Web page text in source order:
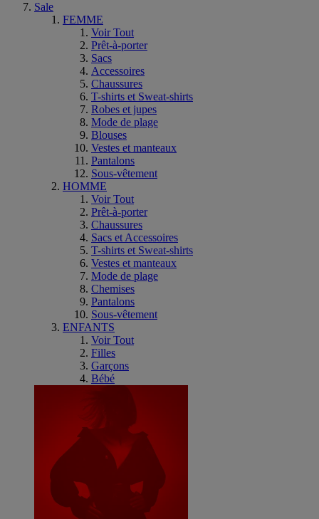
Sale
FEMME
Voir Tout
Prêt-à-porter
Sacs
Accessoires
Chaussures
T-shirts et Sweat-shirts
Robes et jupes
Mode de plage
Blouses
Vestes et manteaux
Pantalons
Sous-vêtement
HOMME
Voir Tout
Prêt-à-porter
Chaussures
Sacs et Accessoires
T-shirts et Sweat-shirts
Vestes et manteaux
Mode de plage
Chemises
Pantalons
Sous-vêtement
ENFANTS
Voir Tout
Filles
Garçons
Bébé